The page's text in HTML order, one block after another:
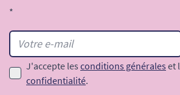
*
J'accepte les conditions générales et
confidentialité.